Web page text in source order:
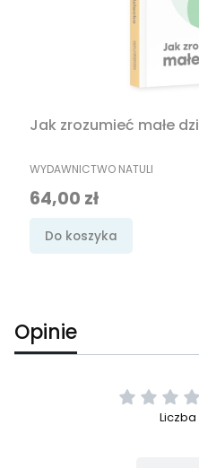
Jak zrozumieć małe
PRODUCENT
WYDAWNICTWO NATULI
Cena
64,00 zł
Do koszyka
Opinie